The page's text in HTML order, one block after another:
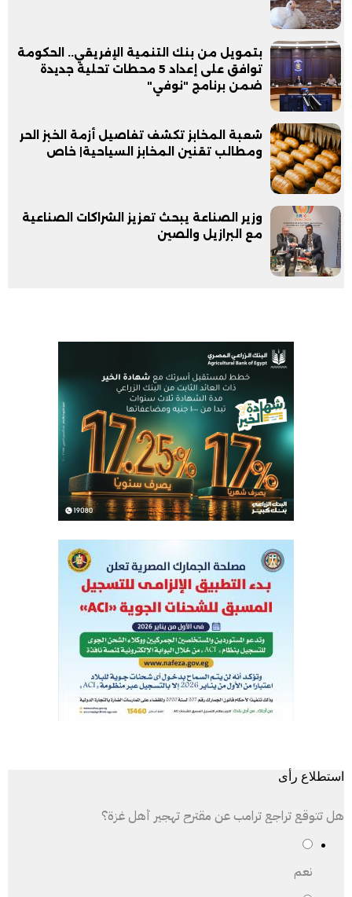
بتمويل من بنك التنمية الإفريقي.. الحكومة
توافق على إعداد 5 محطات تحلية جديدة
ضمن برنامج "نوفي"
شعبة المخابز تكشف تفاصيل أزمة الخبز الحر
ومطالب تقنين المخابز السياحية| خاص
وزير الصناعة يبحث تعزيز الشراكات الصناعية
مع البرازيل والصين
استطلاع رأى
هل تتوقع تراجع ترامب عن مقترح تهجير أهل غزة؟
نعم